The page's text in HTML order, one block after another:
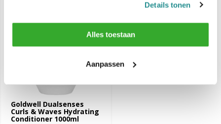
Details tonen
Alles toestaan
Aanpassen
Goldwell Dualsenses
Curls & Waves Hydrating
Conditioner 1000ml